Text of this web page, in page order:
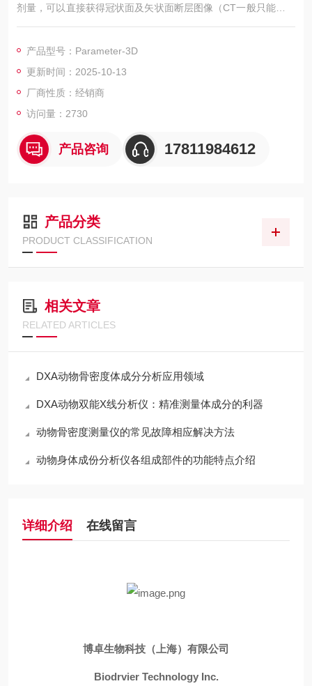
剂量，可以直接获得冠状面及矢状面断层图像（CT一般只能获取
动物的横断面断层图像），特别适合骨关节创伤修复及细微骨损
测量模块，提供完整的骨研究平台工具。
产品型号：Parameter-3D
更新时间：2025-10-13
厂商性质：经销商
访问量：2730
产品咨询 17811984612
产品分类
PRODUCT CLASSIFICATION
相关文章
RELATED ARTICLES
DXA动物骨密度体成分分析应用领域
DXA动物双能X线分析仪：精准测量体成分的利器
动物骨密度测量仪的常见故障相应解决方法
动物身体成份分析仪各组成部件的功能特点介绍
详细介绍 在线留言
博卓生物科技（上海）有限公司
BiodrvierTechnology Inc.